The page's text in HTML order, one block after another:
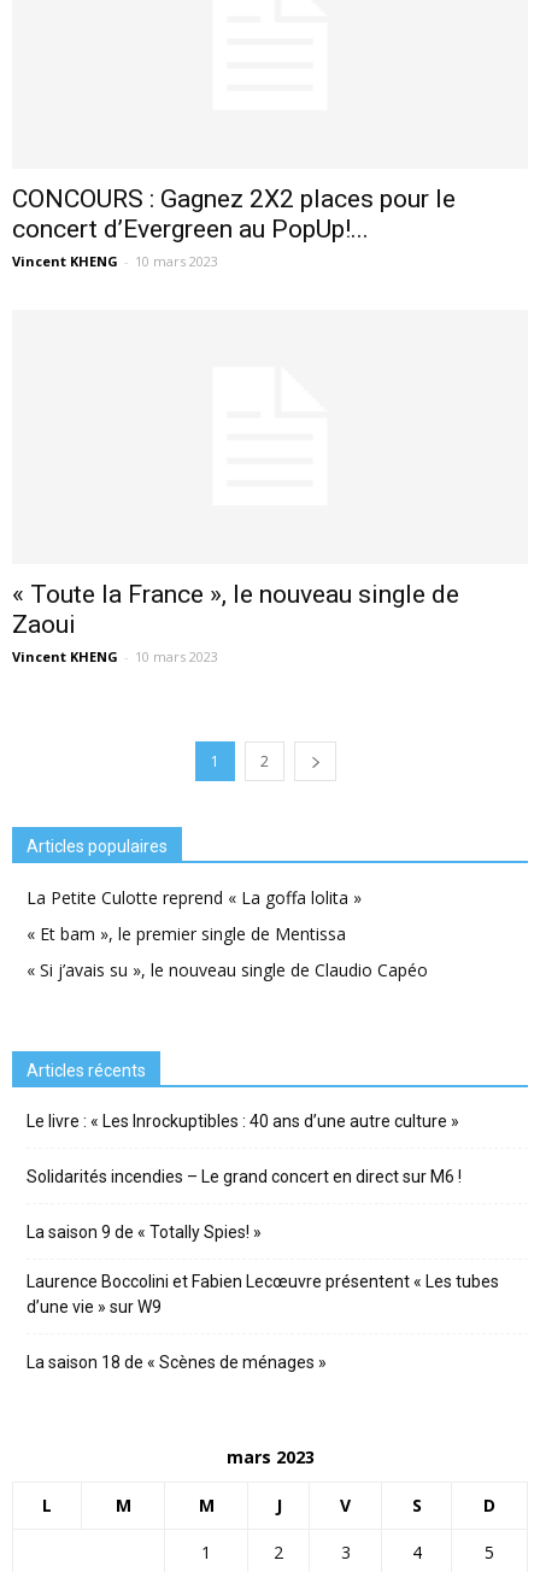
CONCOURS : Gagnez 2X2 places pour le
concert d’Evergreen au PopUp!...
Vincent KHENG - 10 mars 2023
« Toute la France », le nouveau single de
Zaoui
Vincent KHENG - 10 mars 2023
1 2
Articles populaires
La Petite Culotte reprend « La goffa lolita »
« Et bam », le premier single de Mentissa
« Si j’avais su », le nouveau single de Claudio Capéo
Articles récents
Le livre : « Les Inrockuptibles : 40 ans d’une autre culture »
Solidarités incendies – Le grand concert en direct sur M6 !
La saison 9 de « Totally Spies! »
Laurence Boccolini et Fabien Lecœuvre présentent « Les tubes
d’une vie » sur W9
La saison 18 de « Scènes de ménages »
mars 2023
L M M J V S D
1 2 3 4
5